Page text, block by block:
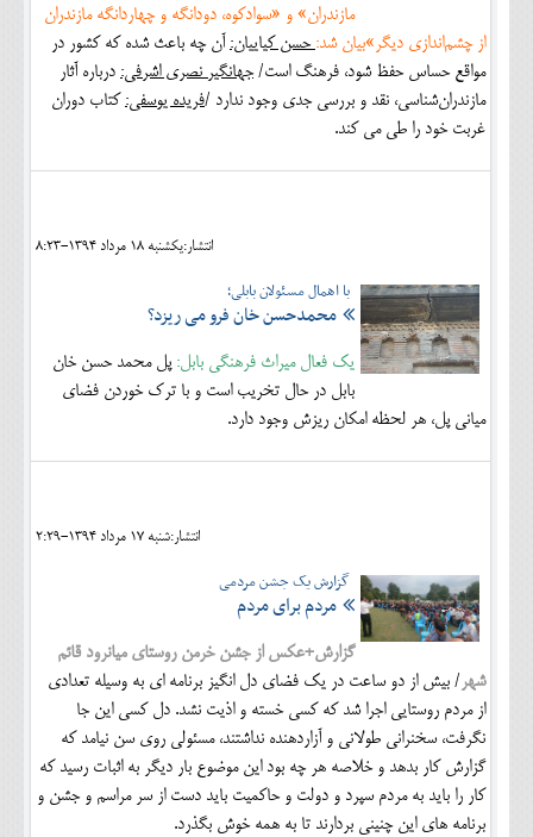
مازندران» و «سوادکوه، دودانگه و چهاردانگه مازندران
از چشم‌اندازی دیگر»بیان شد:حسن کیاییان: آن چه باعث شده که کشور در
مواقع حساس حفظ شود، فرهنگ است/جهانگیر نصری اشرفی: درباره آثار
مازندران‌شناسی، نقد و بررسی جدی وجود ندارد /فریده یوسفی:کتاب دوران
غربت خود را طی می کند.
انتشار:يکشنبه 18 مرداد 1394-8:23
با اهمال مسئولان بابلی؛
محمدحسن خان فرو می ریزد؟
یک فعال میراث فرهنگی بابل: پل محمد حسن خان
بابل در حال تخریب است و با ترک خوردن فضای
میانی پل، هر لحظه امکان ریزش وجود دارد.
انتشار:شنبه 17 مرداد 1394-2:29
گزارش یک جشن مردمی
مردم برای مردم
گزارش+عکس از جشن خرمن روستای میانرود قائم
شهر / بیش از دو ساعت در یک فضای دل انگیز برنامه ای به وسیله تعدادی
از مردم روستایی اجرا شد که کسی خسته و اذیت نشد. دل کسی این جا
نگرفت، سخنرانی طولانی و آزاردهنده نداشتند، مسئولی روی سن نیامد که
گزارش کار بدهد و خلاصه هر چه بود این موضوع بار دیگر به اثبات رسید که
کار را باید به مردم سپرد و دولت و حاکمیت باید دست از سر مراسم و جشن و
برنامه های این چنینی بردارند تا به همه خوش بگذرد.